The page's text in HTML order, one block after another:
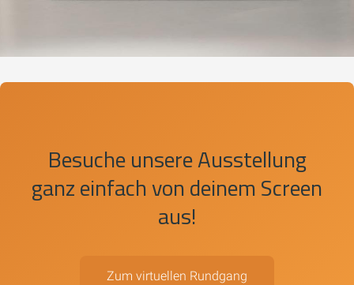
Besuche unsere Ausstellung
ganz einfach von deinem Screen
aus!
Zum virtuellen Rundgang